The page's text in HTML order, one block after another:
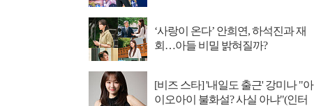
‘사랑이 온다’ 안희연, 하석진과 재
회…아들 비밀 밝혀질까?
[비즈 스타] '내일도 출근' 강미나 "아
이오아이 불화설? 사실 아냐"(인터